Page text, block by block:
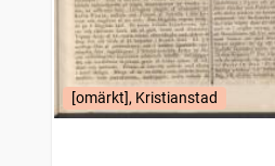
[omärkt], Kristianstad